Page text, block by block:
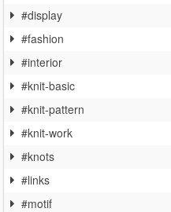
#display
#fashion
#interior
#knit-basic
#knit-pattern
#knit-work
#knots
#links
#motif